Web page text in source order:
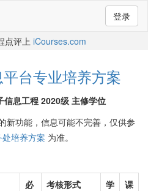
登录
点评上 iCourses.com
台专业培养方案
信息工程 2020级 主修学位
新功能，信息可能不完善，仅供参
处培养方案 为准。
必
考核形式
学
课